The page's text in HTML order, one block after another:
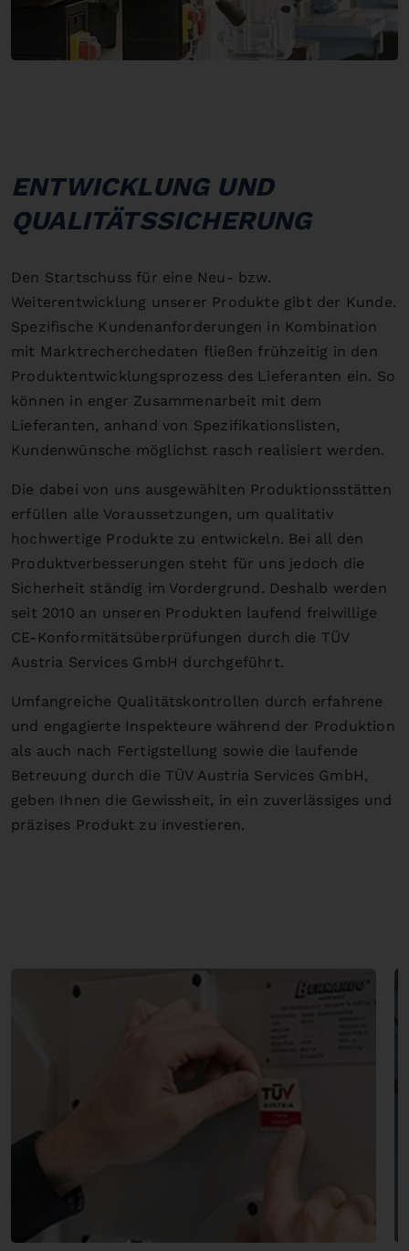
ENTWICKLUNG UND
QUALITÄTSSICHERUNG
Den Startschuss für eine Neu- bzw.
Weiterentwicklung unserer Produkte gibt der Kunde.
Spezifische Kundenanforderungen in Kombination
mit Marktrecherchedaten fließen frühzeitig in den
Produktentwicklungsprozess des Lieferanten ein. So
können in enger Zusammenarbeit mit dem
Lieferanten, anhand von Spezifikationslisten,
Kundenwünsche möglichst rasch realisiert werden.
Die dabei von uns ausgewählten Produktionsstätten
erfüllen alle Voraussetzungen, um qualitativ
hochwertige Produkte zu entwickeln. Bei all den
Produktverbesserungen steht für uns jedoch die
Sicherheit ständig im Vordergrund. Deshalb werden
seit 2010 an unseren Produkten laufend freiwillige
CE-Konformitätsüberprüfungen durch die TÜV
Austria Services GmbH durchgeführt.
Umfangreiche Qualitätskontrollen durch erfahrene
und engagierte Inspekteure während der Produktion
als auch nach Fertigstellung sowie die laufende
Betreuung durch die TÜV Austria Services GmbH,
geben Ihnen die Gewissheit, in ein zuverlässiges und
präzises Produkt zu investieren.